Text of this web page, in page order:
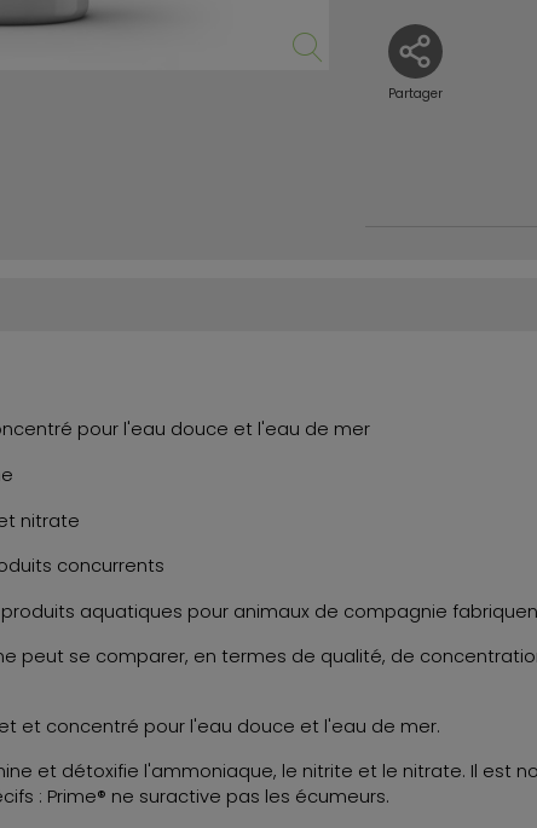
Partager
pour l'eau douce et l'eau de mer
nitrate
concurrents
aquatiques pour animaux de compagnie
peut se comparer, en termes de qualité, de
et concentré pour l'eau douce et l'eau de mer.
et détoxifie l'ammoniaque, le nitrite et le nitrate. Il est
: Prime® ne suractive pas les écumeurs.